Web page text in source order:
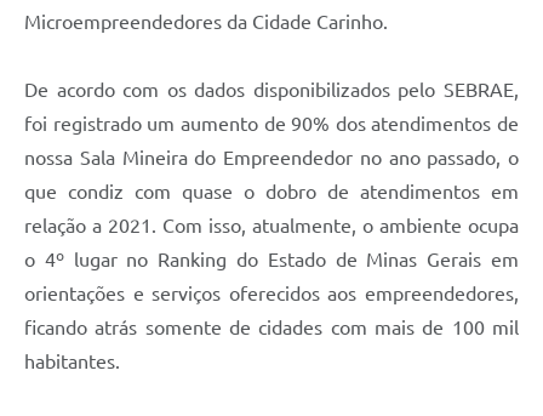
Microempreendedores da Cidade Carinho.
De acordo com os dados disponibilizados pelo SEBRAE,
foi registrado um aumento de 90% dos atendimentos de
nossa Sala Mineira do Empreendedor no ano passado, o
que condiz com quase o dobro de atendimentos em
relação a 2021. Com isso, atualmente, o ambiente ocupa
o 4º lugar no Ranking do Estado de Minas Gerais em
orientações e serviços oferecidos aos empreendedores,
ficando atrás somente de cidades com mais de 100 mil
habitantes.